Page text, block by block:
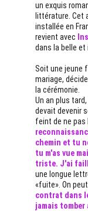
un exquis
littérature. Cet
installée en
revient avec
dans la belle
Soit une jeune
mariage,
la cérémonie.
Un an plus
devait devenir
feint de ne pas
chemin et tu
tu m'as vue
triste. J'ai
une longue
«fuite». On
contrat dans
jamais